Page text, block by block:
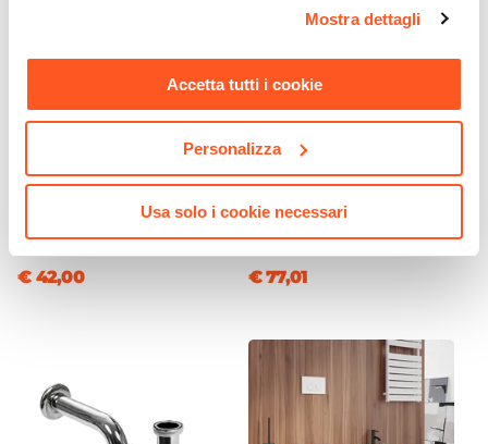
momento. Per maggiori informazioni si invita a leggere la
nostraCookie Policy.
Mostra dettagli
Accetta tutti i cookie
Personalizza
Usa solo i cookie necessari
Kit Scarico
Caratteristiche Specchio
Non incluso
CODICE:FLD-BD
Miscelatore bidet 12h cm
€ 42,00
CODICE:FLD-LAN
Miscelatore lavabo alto
€ 77,01